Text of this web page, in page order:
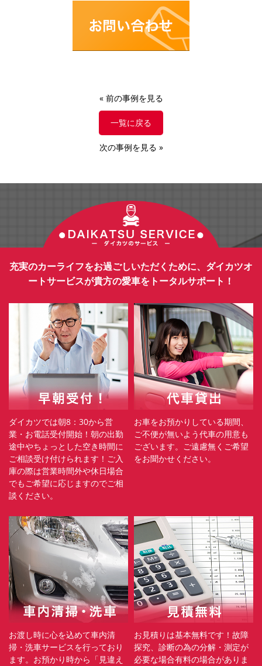
« 前の事例を見る
一覧に戻る
次の事例を見る »
充実のカーライフをお過ごしいただくために、ダイカツオ
ートサービスが貴方の愛車をトータルサポート！
ダイカツでは朝8：30から営
業・お電話受付開始！朝の出勤
途中やちょっとした空き時間に
ご相談受け付けられます！ご入
庫の際は営業時間外や休日場合
でもご希望に応じますのでご相
談ください。
お車をお預かりしている期間、
ご不便が無いよう代車の用意も
ございます。ご遠慮無くご希望
をお聞かせください。
お渡し時に心を込めて車内清
掃・洗車サービスを行っており
ます。お預かり時から「見違え
お見積りは基本無料です！故障
探究、診断の為の分解・測定が
必要な場合有料の場合がありま